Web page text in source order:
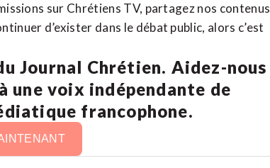
sur Chrétiens TV, partagez nos contenus
d’exister dans le débat public, alors c’est
Journal Chrétien. Aidez-nous
une voix indépendante de
francophone.